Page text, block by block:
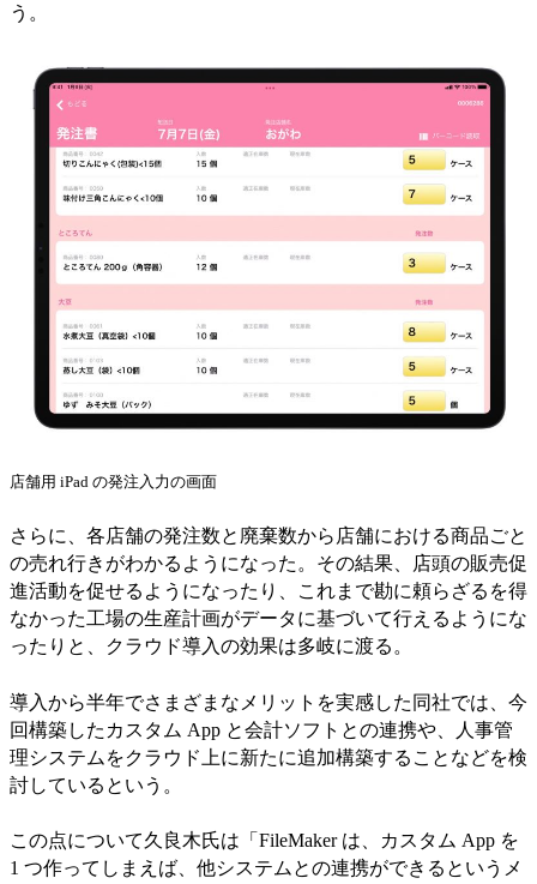
う。
店舗用 iPad の発注入力の画面
さらに、各店舗の発注数と廃棄数から店舗における商品ごと
の売れ行きがわかるようになった。その結果、店頭の販売促
進活動を促せるようになったり、これまで勘に頼らざるを得
なかった工場の生産計画がデータに基づいて行えるようにな
ったりと、クラウド導入の効果は多岐に渡る。
導入から半年でさまざまなメリットを実感した同社では、今
回構築したカスタム App と会計ソフトとの連携や、人事管
理システムをクラウド上に新たに追加構築することなどを検
討しているという。
この点について久良木氏は「FileMaker は、カスタム App を
1 つ作ってしまえば、他システムとの連携ができるというメ